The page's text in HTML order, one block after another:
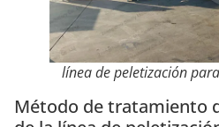
línea de peletización
Método de tratamiento